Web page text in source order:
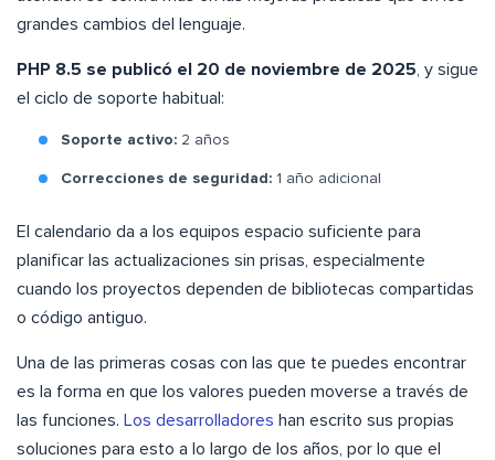
grandes cambios del lenguaje.
PHP 8.5 se publicó el 20 de noviembre de 2025, y sigue
el ciclo de soporte habitual:
Soporte activo: 2 años
Correcciones de seguridad: 1 año adicional
El calendario da a los equipos espacio suficiente para
planificar las actualizaciones sin prisas, especialmente
cuando los proyectos dependen de bibliotecas compartidas
o código antiguo.
Una de las primeras cosas con las que te puedes encontrar
es la forma en que los valores pueden moverse a través de
las funciones. Los desarrolladores han escrito sus propias
soluciones para esto a lo largo de los años, por lo que el